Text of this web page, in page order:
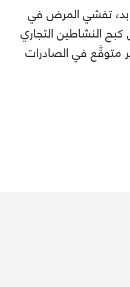
بدء تفشي المرض في
النشاطين التجاري
متوقَّع في الصادرات